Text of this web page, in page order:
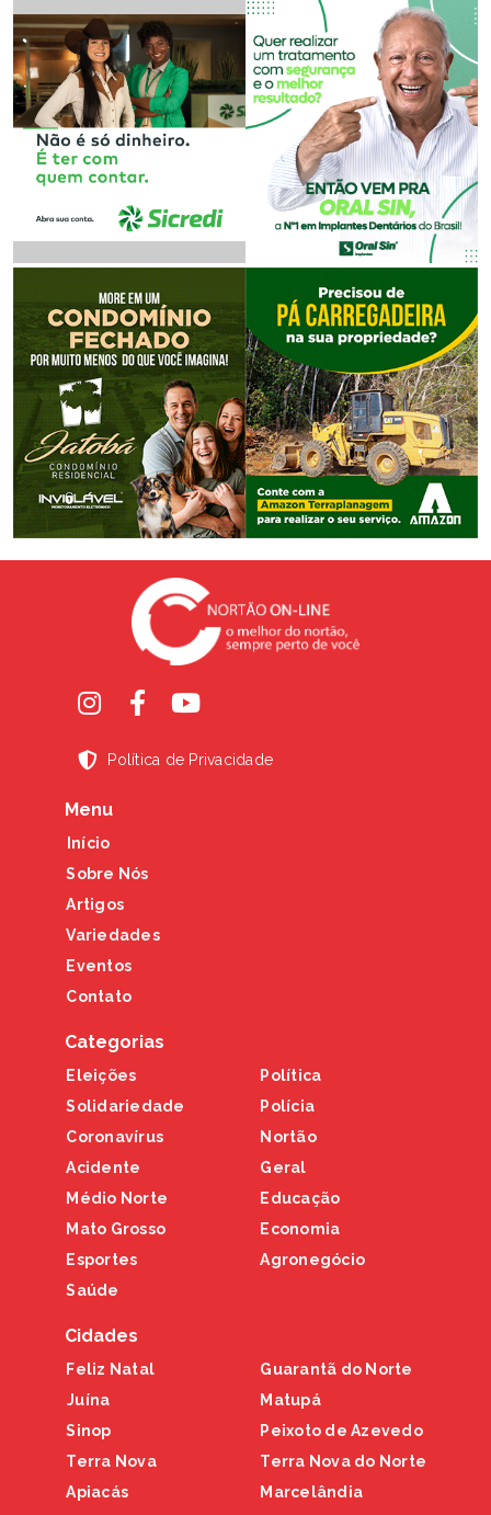
Política de Privacidade
Menu
Início
Sobre Nós
Artigos
Variedades
Eventos
Contato
Categorias
Eleições
Solidariedade
Coronavírus
Acidente
Médio Norte
Mato Grosso
Esportes
Saúde
Política
Polícia
Nortão
Geral
Educação
Economia
Agronegócio
Cidades
Feliz Natal
Juína
Sinop
Terra Nova
Apiacás
Guarantã do Norte
Matupá
Peixoto de Azevedo
Terra Nova do Norte
Marcelândia